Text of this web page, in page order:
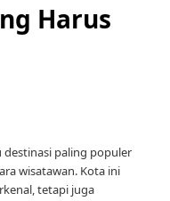
Harus
destinasi paling populer
wisatawan. Kota ini
tetapi juga